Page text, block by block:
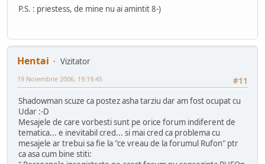
P.S. : priestess, de mine nu ai amintit 8-)
Hentai
Vizitator
#11
19 Noiembrie 2006, 19:19:45
Shadowman scuze ca postez asha tarziu dar am fost ocupat cu
Udar :-D
Mesajele de care vorbesti sunt pe orice forum indiferent de
tematica... e inevitabil cred... si mai cred ca problema cu
mesajele ar trebui sa fie la "ce vreau de la forumul Rufon" ptr
ca asa cum bine stiti: